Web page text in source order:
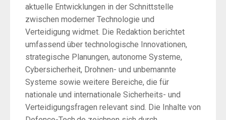
aktuelle Entwicklungen in der Schnittstelle
zwischen moderner Technologie und
Verteidigung widmet. Die Redaktion berichtet
umfassend über technologische Innovationen,
strategische Planungen, autonome Systeme,
Cybersicherheit, Drohnen- und unbemannte
Systeme sowie weitere Bereiche, die für
nationale und internationale Sicherheits- und
Verteidigungsfragen relevant sind. Die Inhalte von